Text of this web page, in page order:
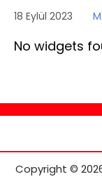
18 Eylül 2023
No widgets
Copyright ©